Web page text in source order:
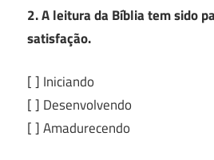
2. A leitura da Bíblia tem sido
satisfação.
[ ] Iniciando
[ ] Desenvolvendo
[ ] Amadurecendo